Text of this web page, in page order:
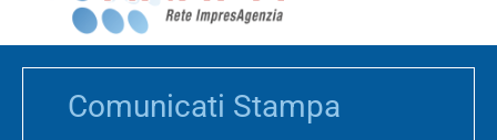
Comunicati Stampa